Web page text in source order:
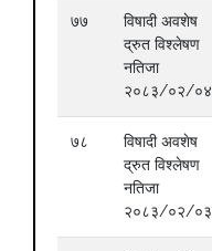
७७
विषादी अवशेष
द्रुत विश्लेषण
नतिजा
२०८३/०२/०४
७८
विषादी अवशेष
द्रुत विश्लेषण
नतिजा
२०८३/०२/०३